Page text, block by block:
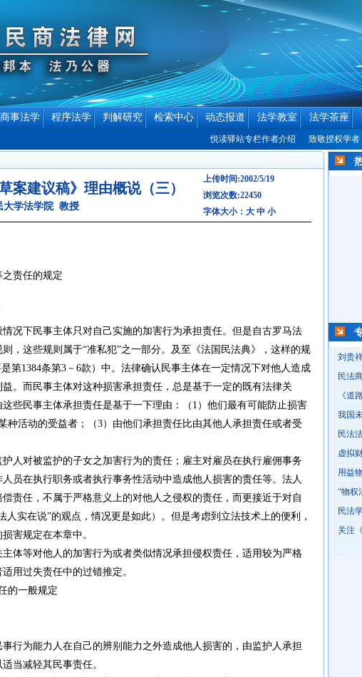
商事法学 程序法学 判解研究 检索中心 动态报道 法学教室 法学茶座
悦读驿站专栏作者介绍 致敬授权学者
案建议稿》理由概说（三）
大学法学院 教授
上传时间:2002/5/19
浏览次数:22450
字体大小： 大 中 小
责任的规定
况下民事主体只对自己实施的加害行为承担责任。但是自古罗马法
，这些规则属于“准私犯”之一部分。及至《法国民法典》，这样的规
第1384条第3－6款）中。法律确认民事主体在一定情况下对他人造成
。而民事主体对这种损害承担责任，总是基于一定的既有法律关
些民事主体承担责任是基于一下理由：（1）他们最有可能防止损害
种活动的受益者；（3）由他们承担责任比由其他人承担责任或者受
人对被监护的子女之加害行为的责任；雇主对雇员在执行雇佣事务
员在执行职务或者执行事务性活动中造成他人损害的责任等。法人
责任，不属于严格意义上的对他人之侵权的责任，而更接近于对自
实在说”的观点，情况更是如此）。但是考虑到立法技术上的便利，
害规定在本章中。
体等对他人的加害行为或者类似情况承担侵权责任，适用较为严格
用过失责任中的过错推定。
的一般规定
行为能力人在自己的辨别能力之外造成他人损害的，由监护人承担
当减轻其民事责任。
刘贵
民法
《道
我国
民法
虚拟
用益
“物权
民法
关注